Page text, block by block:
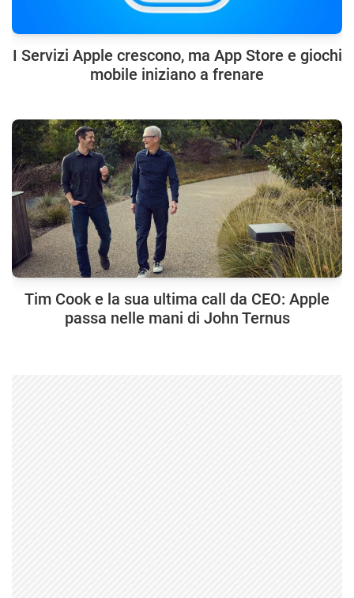
I Servizi Apple crescono, ma App Store e giochi
mobile iniziano a frenare
Tim Cook e la sua ultima call da CEO: Apple
passa nelle mani di John Ternus